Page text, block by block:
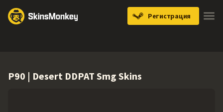
Регистрация
P90 | Desert DDPAT Smg Skins